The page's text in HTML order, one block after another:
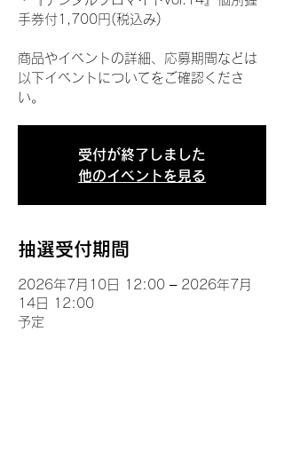
手券付1,700円(税込み)
商品やイベントの詳細、応募期間などは
以下イベントについてをご確認くださ
い。
受付が終了しました
他のイベントを見る
抽選受付期間
2026年7月10日 12:00 – 2026年7月
14日 12:00
予定